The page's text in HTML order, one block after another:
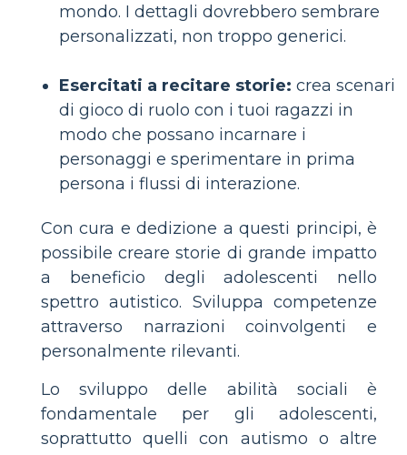
mondo. I dettagli dovrebbero sembrare
personalizzati, non troppo generici.
Esercitati a recitare storie: crea scenari
di gioco di ruolo con i tuoi ragazzi in
modo che possano incarnare i
personaggi e sperimentare in prima
persona i flussi di interazione.
Con cura e dedizione a questi principi, è
possibile creare storie di grande impatto
a beneficio degli adolescenti nello
spettro autistico. Sviluppa competenze
attraverso narrazioni coinvolgenti e
personalmente rilevanti.
Lo sviluppo delle abilità sociali è
fondamentale per gli adolescenti,
soprattutto quelli con autismo o altre